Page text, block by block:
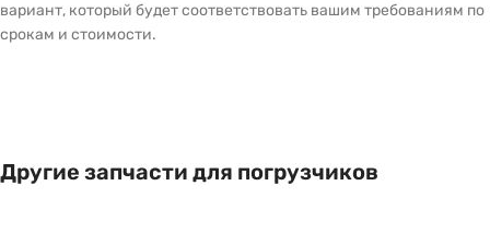
вариант, который будет соответствовать вашим требованиям по
срокам и стоимости.
Другие запчасти для погрузчиков